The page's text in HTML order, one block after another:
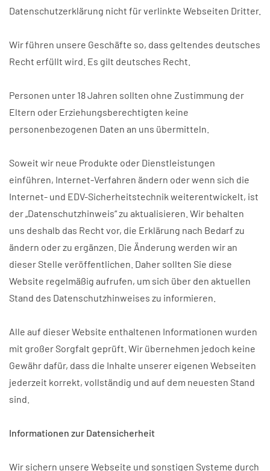
Datenschutzerklärung nicht für verlinkte Webseiten Dritter.
Wir führen unsere Geschäfte so, dass geltendes deutsches
Recht erfüllt wird. Es gilt deutsches Recht.
Personen unter 18 Jahren sollten ohne Zustimmung der
Eltern oder Erziehungsberechtigten keine
personenbezogenen Daten an uns übermitteln.
Soweit wir neue Produkte oder Dienstleistungen
einführen, Internet-Verfahren ändern oder wenn sich die
Internet- und EDV-Sicherheitstechnik weiterentwickelt, ist
der „Datenschutzhinweis“ zu aktualisieren. Wir behalten
uns deshalb das Recht vor, die Erklärung nach Bedarf zu
ändern oder zu ergänzen. Die Änderung werden wir an
dieser Stelle veröffentlichen. Daher sollten Sie diese
Website regelmäßig aufrufen, um sich über den aktuellen
Stand des Datenschutzhinweises zu informieren.
Alle auf dieser Website enthaltenen Informationen wurden
mit großer Sorgfalt geprüft. Wir übernehmen jedoch keine
Gewähr dafür, dass die Inhalte unserer eigenen Webseiten
jederzeit korrekt, vollständig und auf dem neuesten Stand
sind.
Informationen zur Datensicherheit
Wir sichern unsere Webseite und sonstigen Systeme durch